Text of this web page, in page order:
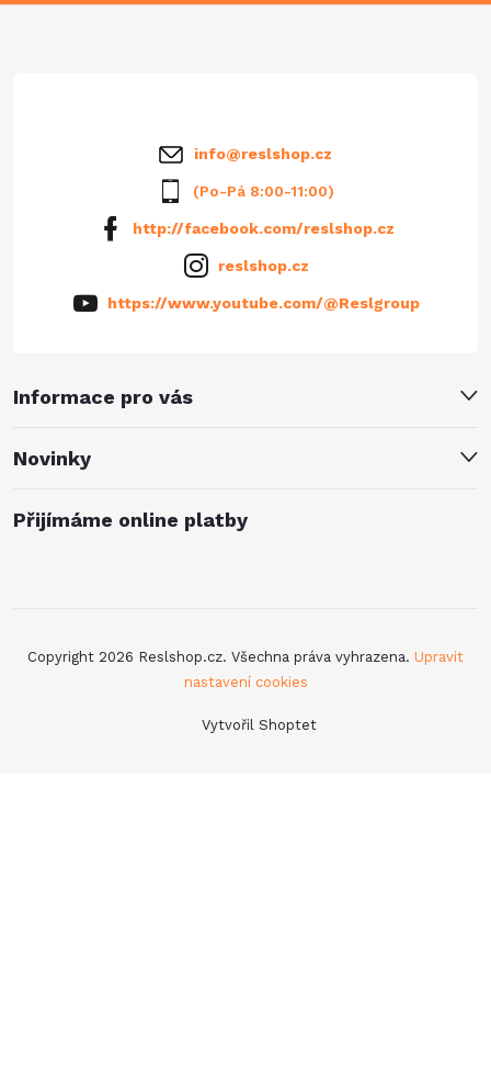
Informace pro vás
Novinky
info@reslshop.cz
(Po-Pá 8:00-11:00)
http://facebook.com/reslshop.cz
reslshop.cz
https://www.youtube.com/@Reslgroup
Přijímáme online platby
Vytvořil Shoptet
Copyright 2026 Reslshop.cz. Všechna práva vyhrazena. Upravit
nastavení cookies